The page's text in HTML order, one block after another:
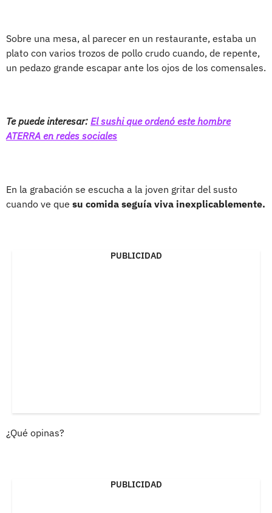
Sobre una mesa, al parecer en un restaurante, estaba un
plato con varios trozos de pollo crudo cuando, de repente,
un pedazo grande escapar ante los ojos de los comensales.
Te puede interesar: El sushi que ordenó este hombre
ATERRA en redes sociales
En la grabación se escucha a la joven gritar del susto
cuando ve que su comida seguía viva inexplicablemente.
PUBLICIDAD
¿Qué opinas?
PUBLICIDAD